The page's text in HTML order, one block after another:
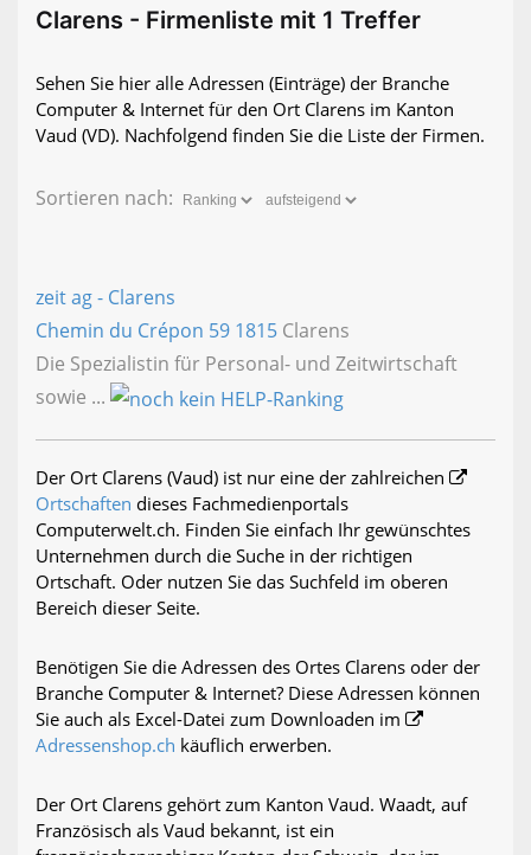
Clarens - Firmenliste mit 1 Treffer
Sehen Sie hier alle Adressen (Einträge) der Branche
Computer & Internet für den Ort Clarens im Kanton
Vaud (VD). Nachfolgend finden Sie die Liste der Firmen.
Sortieren nach:
zeit ag - Clarens
Chemin du Crépon 59 1815 Clarens
Die Spezialistin für Personal- und Zeitwirtschaft
sowie ...
Der Ort Clarens (Vaud) ist nur eine der zahlreichen
Ortschaften dieses Fachmedienportals
Computerwelt.ch. Finden Sie einfach Ihr gewünschtes
Unternehmen durch die Suche in der richtigen
Ortschaft. Oder nutzen Sie das Suchfeld im oberen
Bereich dieser Seite.
Benötigen Sie die Adressen des Ortes Clarens oder der
Branche Computer & Internet? Diese Adressen können
Sie auch als Excel-Datei zum Downloaden im
Adressenshop.ch käuflich erwerben.
Der Ort Clarens gehört zum Kanton Vaud. Waadt, auf
Französisch als Vaud bekannt, ist ein